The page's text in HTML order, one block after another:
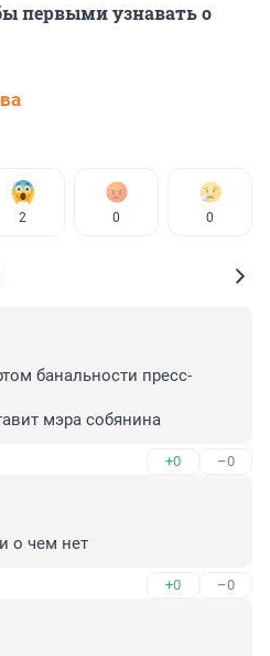
первыми узнавать о
2 0 0
банальности пресс-
мэра собянина
+0 –0
о чем нет
+0 –0